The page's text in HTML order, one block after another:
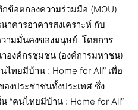
ข้อตกลงความร่วมมือ (MOU)
าคารอาคารสงเคราะห์ กับ
ามมั่นคงของมนุษย์ โดยการ
องค์กรชุมชน (องค์การมหาชน)
ทยมีบ้าน : Home for All” เพื่อ
งประชาชนทั้งประเทศ ซึ่ง
“คนไทยมีบ้าน : Home for All”